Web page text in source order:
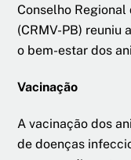
Conselho
(CRMV-PB) reuniu
o bem-estar dos
Vacinação
A vacinação dos
de doenças